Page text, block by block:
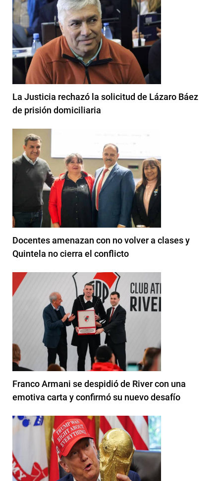
La Justicia rechazó la solicitud de Lázaro Báez
de prisión domiciliaria
Docentes amenazan con no volver a clases y
Quintela no cierra el conflicto
Franco Armani se despidió de River con una
emotiva carta y confirmó su nuevo desafío